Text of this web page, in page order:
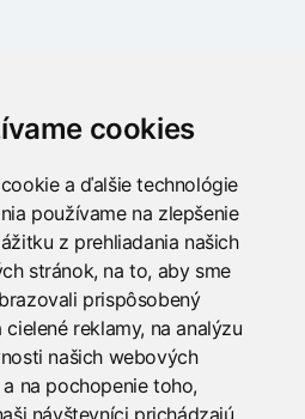
cookies
a ďalšie technológie
používame na zlepšenie
z prehliadania našich
stránok, na to, aby sme
prispôsobený
cielené reklamy, na analýzu
našich webových
na pochopenie toho,
návštevníci prichádzajú.